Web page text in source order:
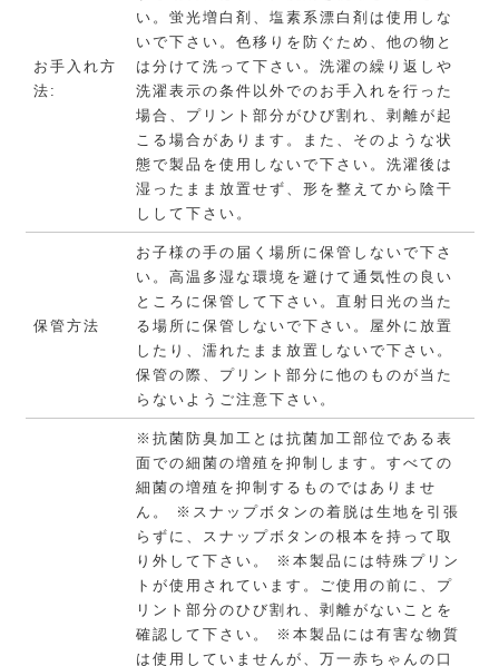
お手入れ方
法:
い。蛍光増白剤、塩素系漂白剤は使用しな
いで下さい。色移りを防ぐため、他の物と
は分けて洗って下さい。洗濯の繰り返しや
洗濯表示の条件以外でのお手入れを行った
場合、プリント部分がひび割れ、剥離が起
こる場合があります。また、そのような状
態で製品を使用しないで下さい。洗濯後は
湿ったまま放置せず、形を整えてから陰干
しして下さい。
保管方法
お子様の手の届く場所に保管しないで下さ
い。高温多湿な環境を避けて通気性の良い
ところに保管して下さい。直射日光の当た
る場所に保管しないで下さい。屋外に放置
したり、濡れたまま放置しないで下さい。
保管の際、プリント部分に他のものが当た
らないようご注意下さい。
※抗菌防臭加工とは抗菌加工部位である表
面での細菌の増殖を抑制します。すべての
細菌の増殖を抑制するものではありませ
ん。 ※スナップボタンの着脱は生地を引張
らずに、スナップボタンの根本を持って取
り外して下さい。 ※本製品には特殊プリン
トが使用されています。ご使用の前に、プ
リント部分のひび割れ、剥離がないことを
確認して下さい。 ※本製品には有害な物質
は使用していませんが、万一赤ちゃんの口